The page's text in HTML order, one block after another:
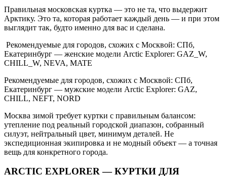
Правильная московская куртка — это не та, что выдержит
Арктику. Это та, которая работает каждый день — и при этом
выглядит так, будто именно для вас и сделана.
Рекомендуемые для городов, схожих с Москвой: СПб,
Екатеринбург — женские модели Arctic Explorer: GAZ_W,
CHILL_W, NEVA, MATE
Рекомендуемые для городов, схожих с Москвой: СПб,
Екатеринбург — мужские модели Arctic Explorer: GAZ,
CHILL, NEFT, NORD
Москва зимой требует куртки с правильным балансом:
утепление под реальный городской диапазон, собранный
силуэт, нейтральный цвет, минимум деталей. Не
экспедиционная экипировка и не модный объект — а точная
вещь для конкретного города.
ARCTIC EXPLORER — КУРТКИ ДЛЯ